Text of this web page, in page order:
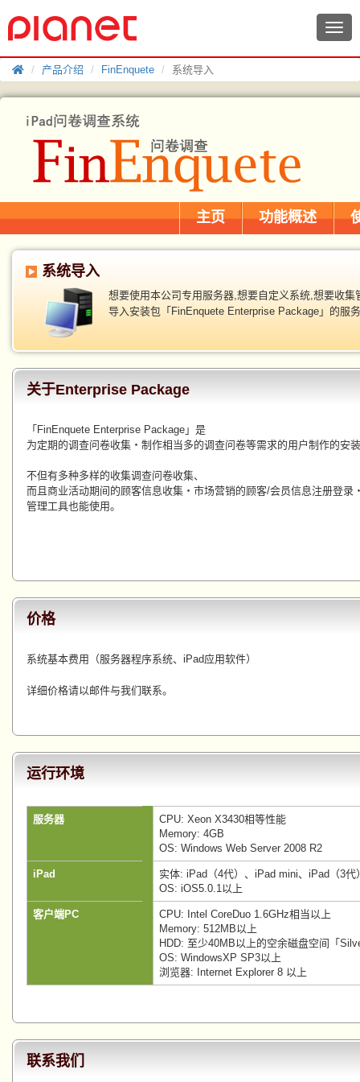
产品介绍 FinEnquete 系统导入
主页 功能概述
系统导入
想要使用本公司专用服务器,想要自定义系统,想要收
导入安装包「FinEnquete Enterprise Package」的服
关于Enterprise Package
「FinEnquete Enterprise Package」是
为定期的调查问卷收集・制作相当多的调查问卷等需求的用户制作的安
不但有多种多样的收集调查问卷收集、
而且商业活动期间的顾客信息收集・市场营销的顾客/会员信息注册登录
管理工具也能使用。
价格
系统基本费用（服务器程序系统、iPad应用软件）
详细价格请以邮件与我们联系。
运行环境
服务器
CPU: Xeon X3430相等性能
Memory: 4GB
OS: Windows Web Server 2008 R2
iPad
实体: iPad（4代）、iPad mini、iPad（3
OS: iOS5.0.1以上
客户端PC
CPU: Intel CoreDuo 1.6GHz相当以上
Memory: 512MB以上
HDD: 至少40MB以上的空余磁盘空间「
OS: WindowsXP SP3以上
浏览器: Internet Explorer 8 以上
联系我们